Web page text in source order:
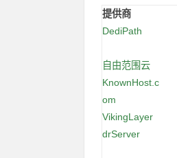
提供商
DediPath
自由范围云
KnownHost.c
om
VikingLayer
drServer